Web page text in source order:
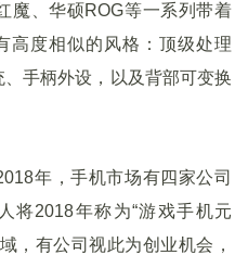
魔、华硕ROG等一系列带着
高度相似的风格：顶级处理
手柄外设，以及背部可变换
年，手机市场有四家公司
将2018年称为“游戏手机元
，有公司视此为创业机会，